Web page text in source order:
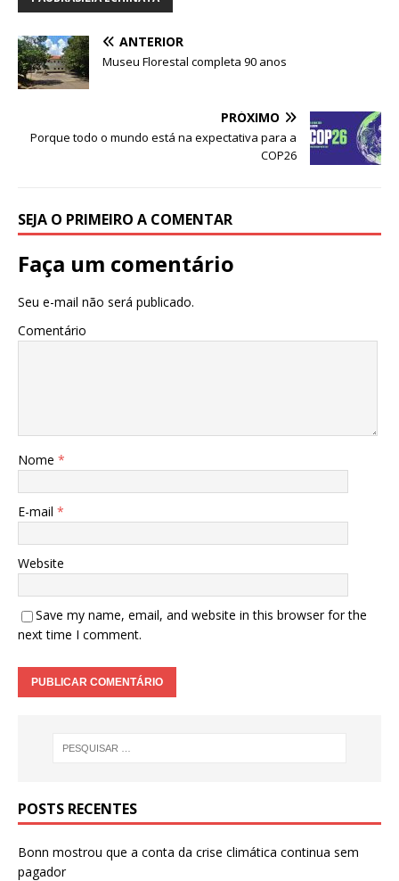
o
k
n
ANTERIOR
Museu Florestal completa 90 anos
PRÓXIMO
Porque todo o mundo está na expectativa para a
COP26
SEJA O PRIMEIRO A COMENTAR
Faça um comentário
Seu e-mail não será publicado.
Comentário
Nome *
E-mail *
Website
Save my name, email, and website in this browser for the
next time I comment.
POSTS RECENTES
Bonn mostrou que a conta da crise climática continua sem
pagador